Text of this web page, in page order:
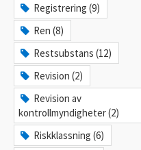
Registrering (9)
Ren (8)
Restsubstans (12)
Revision (2)
Revision av
kontrollmyndigheter (2)
Riskklassning (6)